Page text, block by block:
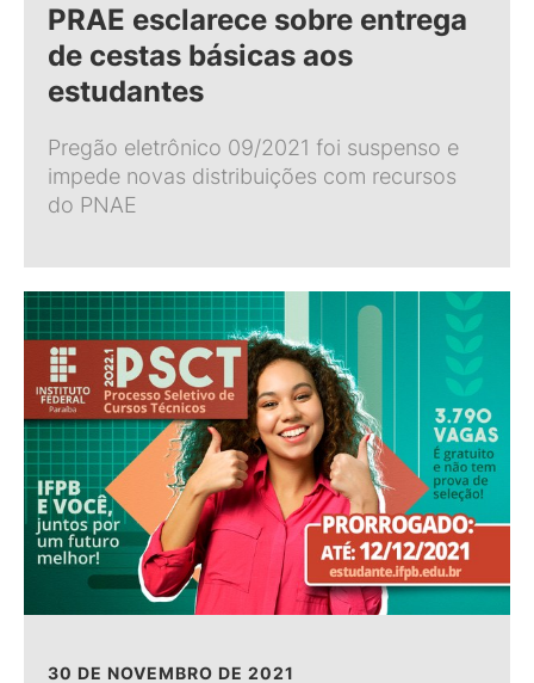
PRAE esclarece sobre entrega
de cestas básicas aos
estudantes
Pregão eletrônico 09/2021 foi suspenso e
impede novas distribuições com recursos
do PNAE
30 DE NOVEMBRO DE 2021